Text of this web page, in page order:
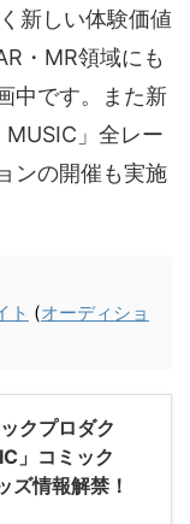
新しい体験価値
・MR領域にも
中です。また新
」全レー
ンの開催も実施
ト (オーディショ
クプロダク
」コミック
ズ情報解禁！